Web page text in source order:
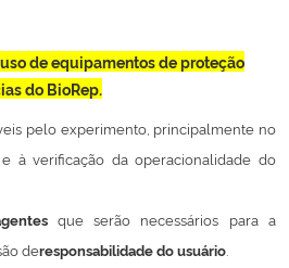
Inovações e Comunicações
de equipamentos de proteção
do BioRep.
pelo experimento, principalmente no
à verificação da operacionalidade do
que serão necessários para a
deresponsabilidade do usuário